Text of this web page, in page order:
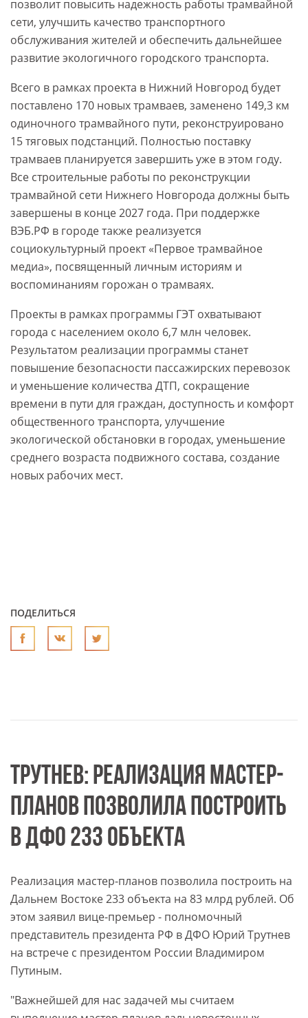
позволит повысить надежность работы трамвайной
сети, улучшить качество транспортного
обслуживания жителей и обеспечить дальнейшее
развитие экологичного городского транспорта.
Всего в рамках проекта в Нижний Новгород будет
поставлено 170 новых трамваев, заменено 149,3 км
одиночного трамвайного пути, реконструировано
15 тяговых подстанций. Полностью поставку
трамваев планируется завершить уже в этом году.
Все строительные работы по реконструкции
трамвайной сети Нижнего Новгорода должны быть
завершены в конце 2027 года. При поддержке
ВЭБ.РФ в городе также реализуется
социокультурный проект «Первое трамвайное
медиа», посвященный личным историям и
воспоминаниям горожан о трамваях.
Проекты в рамках программы ГЭТ охватывают
города с населением около 6,7 млн человек.
Результатом реализации программы станет
повышение безопасности пассажирских перевозок
и уменьшение количества ДТП, сокращение
времени в пути для граждан, доступность и комфорт
общественного транспорта, улучшение
экологической обстановки в городах, уменьшение
среднего возраста подвижного состава, создание
новых рабочих мест.
ПОДЕЛИТЬСЯ
ТРУТНЕВ: РЕАЛИЗАЦИЯ МАСТЕР-
ПЛАНОВ ПОЗВОЛИЛА ПОСТРОИТЬ
В ДФО 233 ОБЪЕКТА
Реализация мастер-планов позволила построить на
Дальнем Востоке 233 объекта на 83 млрд рублей. Об
этом заявил вице-премьер - полномочный
представитель президента РФ в ДФО Юрий Трутнев
на встрече с президентом России Владимиром
Путиным.
"Важнейшей для нас задачей мы считаем